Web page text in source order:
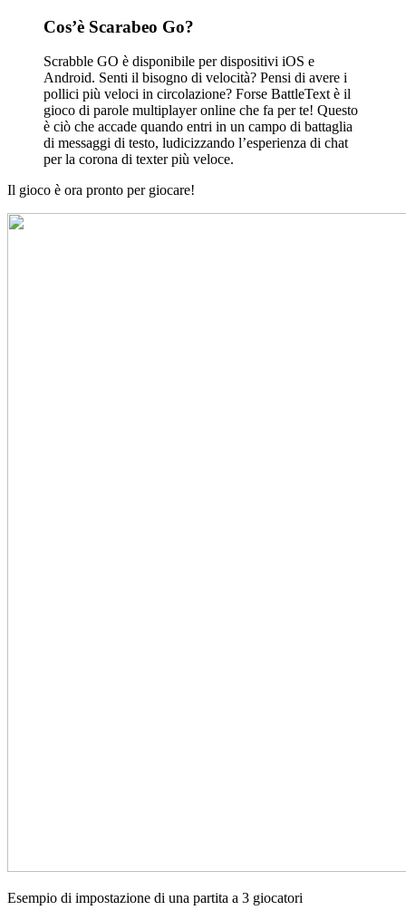
Cos’è Scarabeo Go?
Scrabble GO è disponibile per dispositivi iOS e
Android. Senti il ​​bisogno di velocità? Pensi di avere i
pollici più veloci in circolazione? Forse BattleText è il
gioco di parole multiplayer online che fa per te! Questo
è ciò che accade quando entri in un campo di battaglia
di messaggi di testo, ludicizzando l’esperienza di chat
per la corona di texter più veloce.
Il gioco è ora pronto per giocare!
Esempio di impostazione di una partita a 3 giocatori